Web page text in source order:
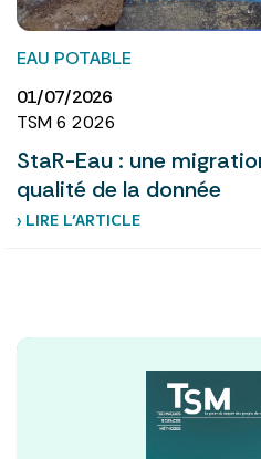
EAU POTABLE
01/07/2026
TSM 6 2026
StaR-Eau : une
qualité de la donnée
› LIRE L’ARTICLE